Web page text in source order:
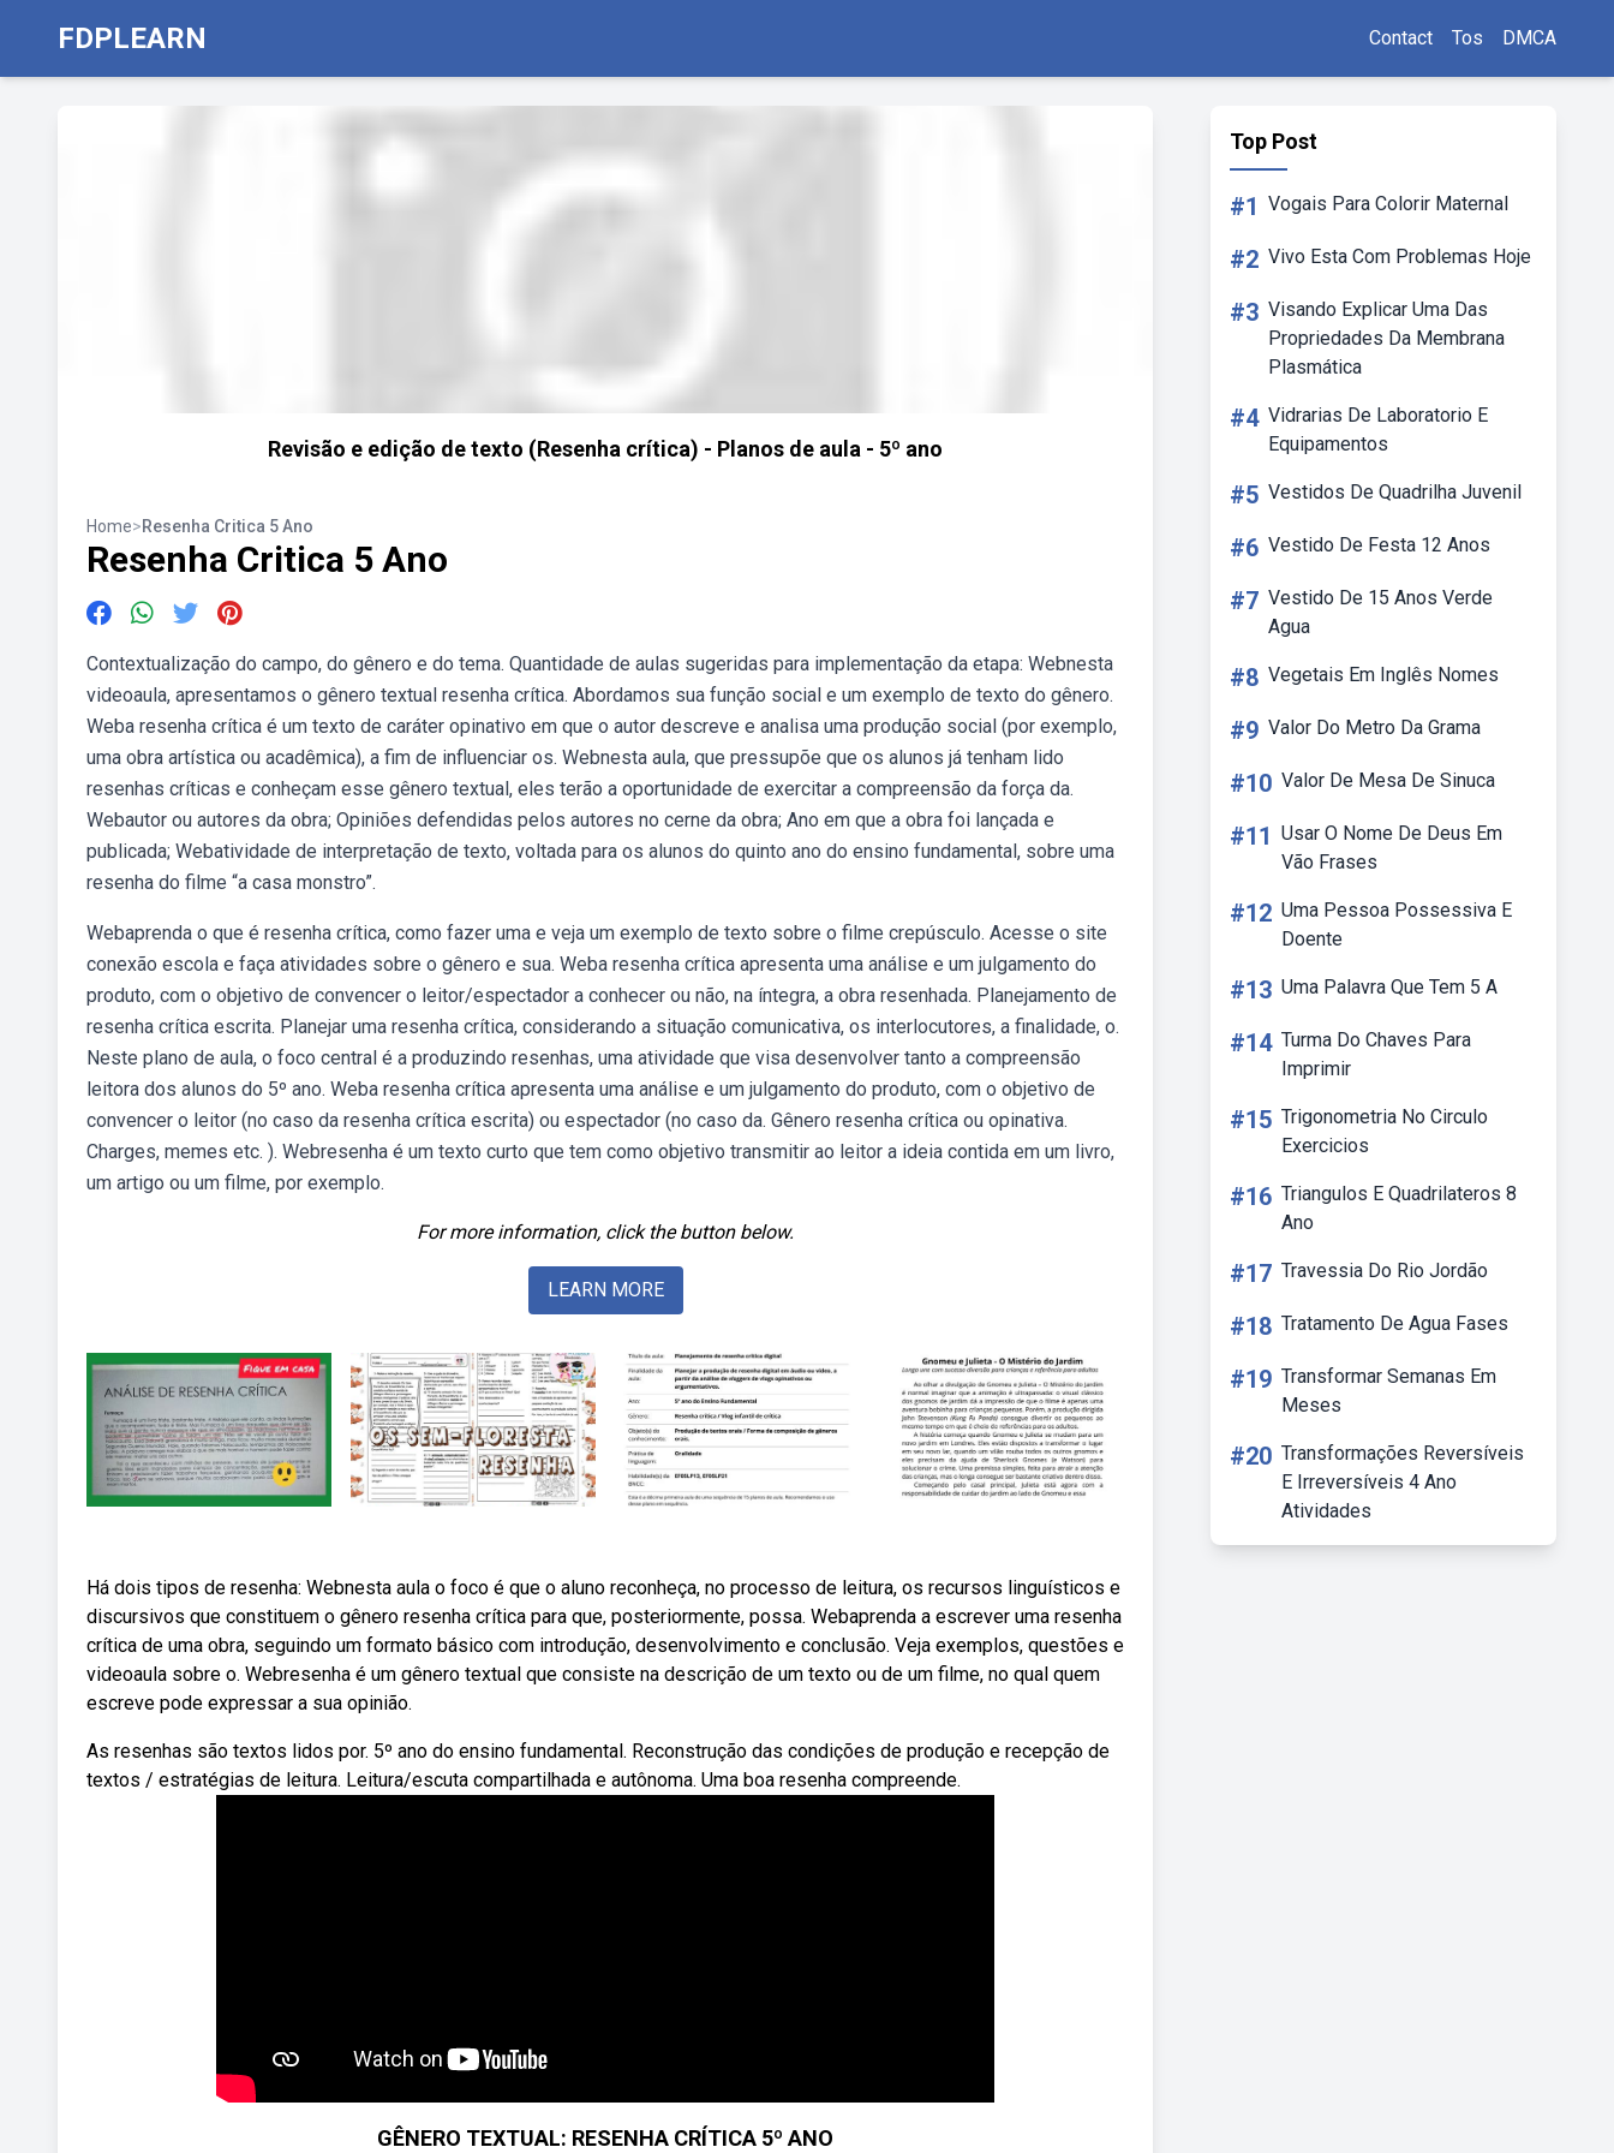
FDPLEARN Contact Tos DMCA
Revisão e edição de texto (Resenha crítica) - Planos de aula - 5º ano
Home>Resenha Critica 5 Ano
Resenha Critica 5 Ano
Contextualização do campo, do gênero e do tema. Quantidade de aulas sugeridas para implementação da etapa: Webnesta
videoaula, apresentamos o gênero textual resenha crítica. Abordamos sua função social e um exemplo de texto do gênero.
Weba resenha crítica é um texto de caráter opinativo em que o autor descreve e analisa uma produção social (por exemplo,
uma obra artística ou acadêmica), a fim de influenciar os. Webnesta aula, que pressupõe que os alunos já tenham lido
resenhas críticas e conheçam esse gênero textual, eles terão a oportunidade de exercitar a compreensão da força da.
Webautor ou autores da obra; Opiniões defendidas pelos autores no cerne da obra; Ano em que a obra foi lançada e
publicada; Webatividade de interpretação de texto, voltada para os alunos do quinto ano do ensino fundamental, sobre uma
resenha do filme “a casa monstro”.
Webaprenda o que é resenha crítica, como fazer uma e veja um exemplo de texto sobre o filme crepúsculo. Acesse o site
conexão escola e faça atividades sobre o gênero e sua. Weba resenha crítica apresenta uma análise e um julgamento do
produto, com o objetivo de convencer o leitor/espectador a conhecer ou não, na íntegra, a obra resenhada. Planejamento de
resenha crítica escrita. Planejar uma resenha crítica, considerando a situação comunicativa, os interlocutores, a finalidade, o.
Neste plano de aula, o foco central é a produzindo resenhas, uma atividade que visa desenvolver tanto a compreensão
leitora dos alunos do 5º ano. Weba resenha crítica apresenta uma análise e um julgamento do produto, com o objetivo de
convencer o leitor (no caso da resenha crítica escrita) ou espectador (no caso da. Gênero resenha crítica ou opinativa.
Charges, memes etc. ). Webresenha é um texto curto que tem como objetivo transmitir ao leitor a ideia contida em um livro,
um artigo ou um filme, por exemplo.
For more information, click the button below.
LEARN MORE
Há dois tipos de resenha: Webnesta aula o foco é que o aluno reconheça, no processo de leitura, os recursos linguísticos e
discursivos que constituem o gênero resenha crítica para que, posteriormente, possa. Webaprenda a escrever uma resenha
crítica de uma obra, seguindo um formato básico com introdução, desenvolvimento e conclusão. Veja exemplos, questões e
videoaula sobre o. Webresenha é um gênero textual que consiste na descrição de um texto ou de um filme, no qual quem
escreve pode expressar a sua opinião.
As resenhas são textos lidos por. 5º ano do ensino fundamental. Reconstrução das condições de produção e recepção de
textos / estratégias de leitura. Leitura/escuta compartilhada e autônoma. Uma boa resenha compreende.
GÊNERO TEXTUAL: RESENHA CRÍTICA 5º ANO
Top Post
#1 Vogais Para Colorir Maternal
#2 Vivo Esta Com Problemas Hoje
#3 Visando Explicar Uma Das
Propriedades Da Membrana
Plasmática
#4 Vidrarias De Laboratorio E
Equipamentos
#5 Vestidos De Quadrilha Juvenil
#6 Vestido De Festa 12 Anos
#7 Vestido De 15 Anos Verde
Agua
#8 Vegetais Em Inglês Nomes
#9 Valor Do Metro Da Grama
#10 Valor De Mesa De Sinuca
#11 Usar O Nome De Deus Em
Vão Frases
#12 Uma Pessoa Possessiva E
Doente
#13 Uma Palavra Que Tem 5 A
#14 Turma Do Chaves Para
Imprimir
#15 Trigonometria No Circulo
Exercicios
#16 Triangulos E Quadrilateros 8
Ano
#17 Travessia Do Rio Jordão
#18 Tratamento De Agua Fases
#19 Transformar Semanas Em
Meses
#20 Transformações Reversíveis
E Irreversíveis 4 Ano
Atividades